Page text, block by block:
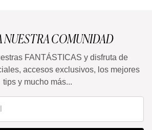
NUESTRA COMUNIDAD
FANTÁSTICAS y disfruta de
accesos exclusivos, los mejores
tips y mucho más...